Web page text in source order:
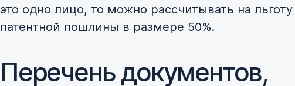
это одно лицо, то можно рассчитывать на льготу
патентной пошлины в размере 50%.
Перечень документов,